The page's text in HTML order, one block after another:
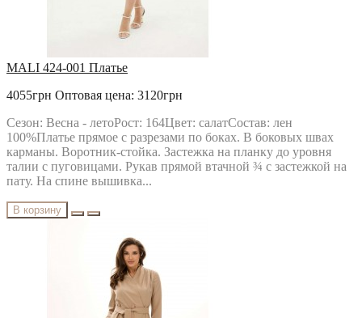
MICHEL-CHIC
MIRA-FASHION
MODA-URS
MUBLIZ
NEEDLE REVERTEX
NINELE
NOVA LINE
ORHIDEYA LUX
PIRS
PUR PUR
RIVOLI
SOLOMEYA LUX
Svetlana-Style
MALI 424-001 Платье
4055грн Оптовая цена: 3120грн
Сезон: Весна - летоРост: 164Цвет: салатСостав: лен
100%Платье прямое с разрезами по боках. В боковых швах
карманы. Воротник-стойка. Застежка на планку до уровня
талии с пуговицами. Рукав прямой втачной ¾ с застежкой на
пату. На спине вышивка...
В корзину